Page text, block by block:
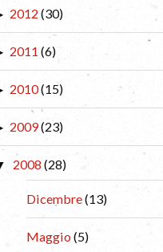
2012 (30)
2011 (6)
2010(15)
2009(23)
2008 (28)
Dicembre(13)
Maggio(5)